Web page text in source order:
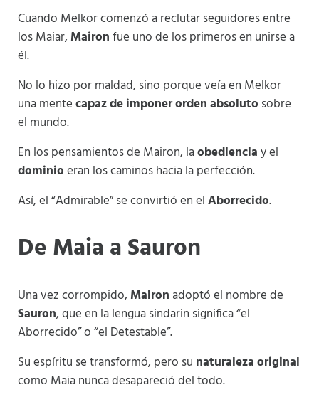
Cuando Melkor comenzó a reclutar seguidores entre
los Maiar, Maironfue uno de los primeros en unirse a
él.
No lo hizo por maldad, sino porque veía en Melkor
una mentecapaz de imponer orden absoluto sobre
el mundo.
En los pensamientos de Mairon, laobedienciay el
dominioeran los caminos hacia la perfección.
Así, el “Admirable” se convirtió en elAborrecido.
De Maia a Sauron
Una vez corrompido, Maironadoptó el nombre de
Sauron, que en la lengua sindarin significa “el
Aborrecido” o “el Detestable”.
Su espíritu se transformó, pero su naturaleza original
como Maia nunca desapareció del todo.